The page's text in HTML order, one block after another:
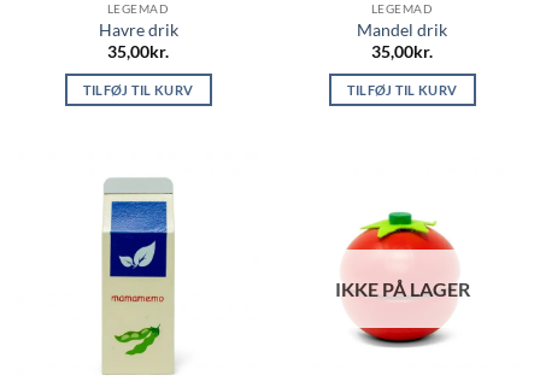
LEGEMAD
Havre drik
35,00kr.
TILFØJ TIL KURV
LEGEMAD
Mandel drik
35,00kr.
TILFØJ TIL KURV
IKKE PÅ LAGER